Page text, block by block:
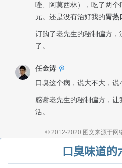
口臭味道的